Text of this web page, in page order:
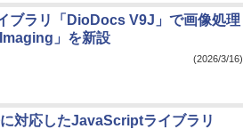
ブラリ「DioDocs V9J」で画像処理
」を新設
(2026/3/16)
対応したJavaScriptライブラリ